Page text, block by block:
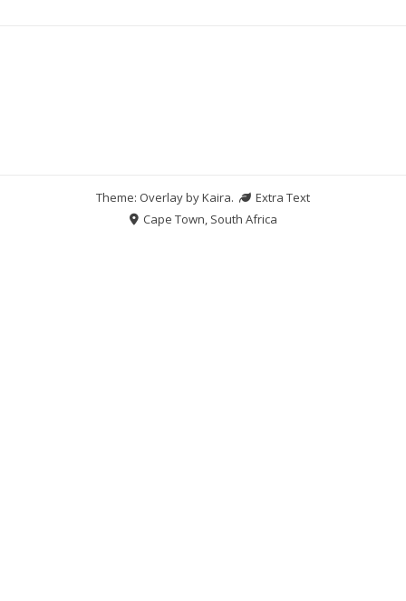
Theme: Overlay byKaira.
Extra Text
Cape Town, South Africa